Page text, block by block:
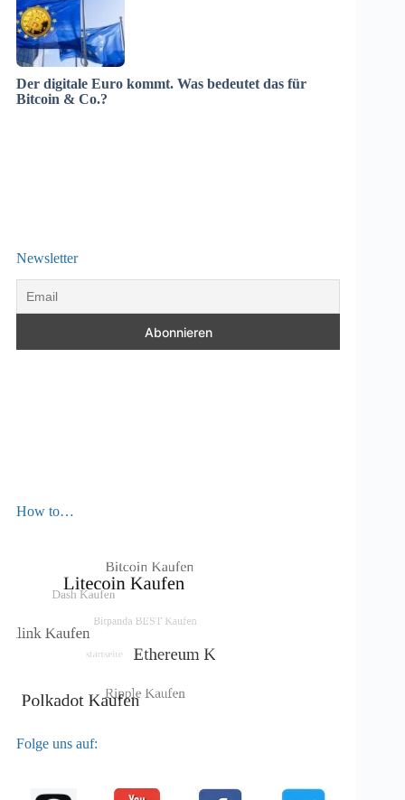
Der digitale Euro kommt. Was bedeutet das für
Bitcoin & Co.?
Newsletter
How to…
Folge uns auf: